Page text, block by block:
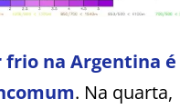
frio na Argentina é
. Na quarta,